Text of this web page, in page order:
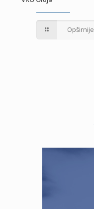
Opširnije